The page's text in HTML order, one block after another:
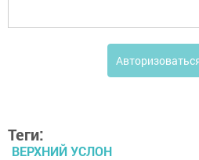
Теги:
ВЕРХНИЙ УСЛОН